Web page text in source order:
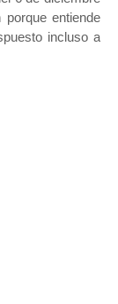
entiende
incluso a